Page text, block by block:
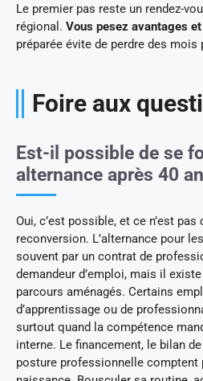
Le premier pas reste un rendez-
régional. Vous pesez avantages
préparée évite de perdre des mois
Foire aux
Est-il possible de se
alternance après 40
Oui, c’est possible, et ce n’est pas
reconversion. L’alternance pour
souvent par un contrat de
demandeur d’emploi, mais il
parcours aménagés. Certains
d’apprentissage ou de
surtout quand la compétence
interne. Le financement, le bilan
posture professionnelle comptent